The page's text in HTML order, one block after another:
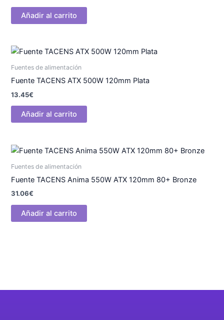
Añadir al carrito
Fuentes de alimentación
Fuente TACENS ATX 500W 120mm Plata
13.45€
Añadir al carrito
Fuentes de alimentación
Fuente TACENS Anima 550W ATX 120mm 80+ Bronze
31.06€
Añadir al carrito